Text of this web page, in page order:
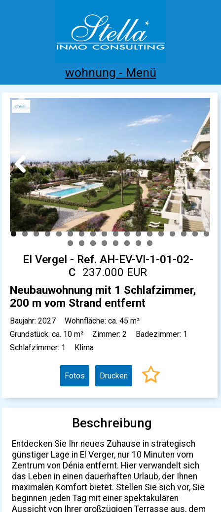
wohnung - Menü
Home Costa Blanca Kaufen Mieten
Neubau
Referenzen Kontakt
Previous Next
El Vergel - Ref. AH-EV-VI-1-01-02-
C 237.000 EUR
Neubauwohnung mit 1 Schlafzimmer,
200 m vom Strand entfernt
Baujahr: 2027
Wohnfläche: ca. 45 m²
Grundstück: ca. 10 m²
Zimmer: 2
Badezimmer: 1
Schlafzimmer: 1
Klima
Fotos Drucken
Beschreibung
Entdecken Sie Ihr neues Zuhause in strategisch
günstiger Lage in El Verger, nur 10 Minuten vom
Zentrum von Dénia entfernt. Hier verwandelt sich
das Leben in einen dauerhaften Urlaub, der Ihnen
maximalen Komfort bietet. Stellen Sie sich vor, Sie
beginnen jeden Tag mit einer spektakulären
Aussicht von Ihrer großzügigen Terrasse aus, dem